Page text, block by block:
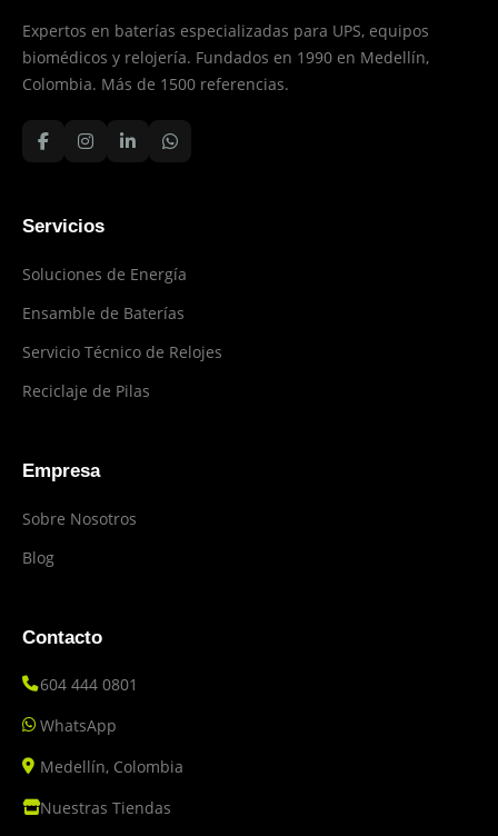
Expertos en baterías especializadas para UPS, equipos
biomédicos y relojería. Fundados en 1990 en Medellín,
Colombia. Más de 1500 referencias.
Servicios
Soluciones de Energía
Ensamble de Baterías
Servicio Técnico de Relojes
Reciclaje de Pilas
Empresa
Sobre Nosotros
Blog
Contacto
604 444 0801
WhatsApp
Medellín, Colombia
Nuestras Tiendas